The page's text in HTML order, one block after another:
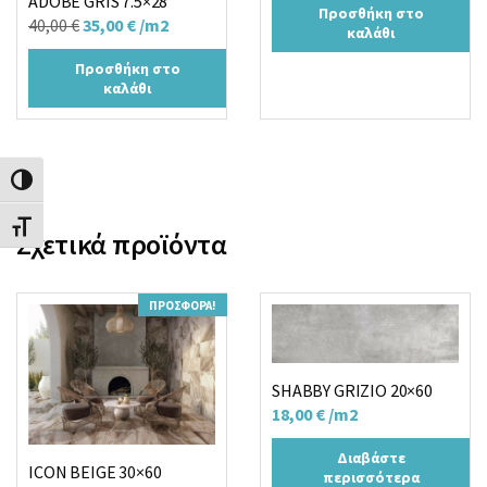
Εναλλαγή Υψηλής Αντίθεσης
Εναλλαγή Μεγέθους Γραμμάτων
40,00€Original
price
was:
35,00€Η
τρέχουσα
τιμή
/m2
Προσθήκη στο
καλάθι
was:
τιμή
Προσθήκη στο
καλάθι
Σχετικά προϊόντα
ΠΡΟΣΦΟΡΆ!
ICON BEIGE 30×60
SHABBY GRIZIO 20×60
18,00€ /m2
Διαβάστε
περισσότερα